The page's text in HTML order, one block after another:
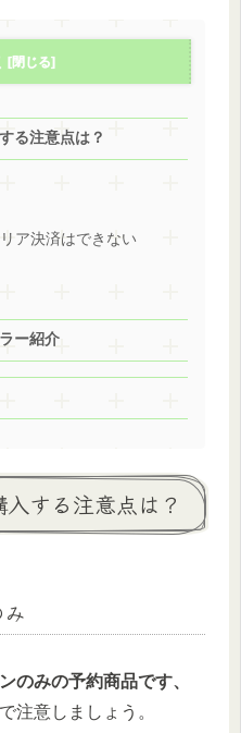
る注意点は？
ア決済はできない
ー紹介
する注意点は？
のみの予約商品です、
注意しましょう。